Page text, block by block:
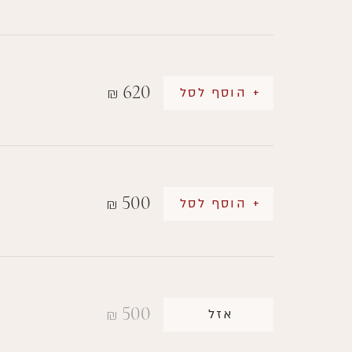
₪ 620 + הוסף לסל
₪ 500 + הוסף לסל
₪ 500 אזל